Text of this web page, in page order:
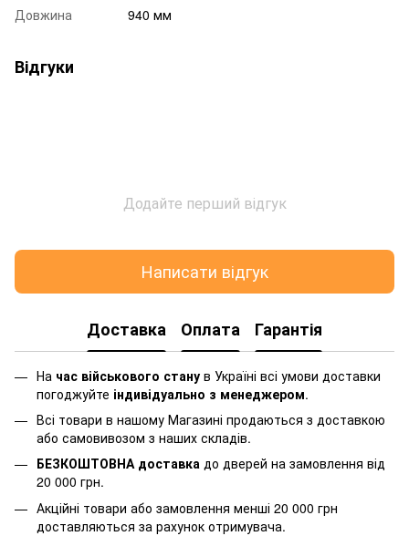
Довжина
940 мм
Відгуки
Додайте перший відгук
Написати відгук
Доставка Оплата Гарантія
На час військового стану в Україні всі умови доставки
погоджуйте індивідуально з менеджером.
Всі товари в нашому Магазині продаються з доставкою
або самовивозом з наших складів.
БЕЗКОШТОВНА доставка до дверей на замовлення від
20 000 грн.
Акційні товари або замовлення менші 20 000 грн
доставляються за рахунок отримувача.